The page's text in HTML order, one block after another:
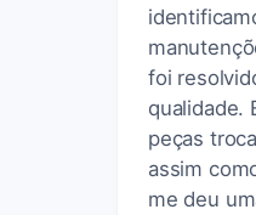
foi
qualidade.
peças
assim
me deu